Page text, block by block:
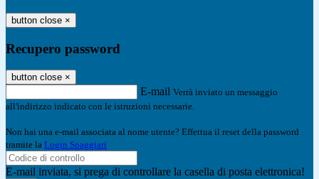
button close ×
Recupero password
button close ×
E-mail Verrà inviato un messaggio
all'indirizzo indicato con le istruzioni necessarie.
Non hai una e-mail associata al nome utente? Effettua il reset della password
tramite la Login Spaggiari
E-mail inviata, si prega di controllare la casella di posta elettronica!